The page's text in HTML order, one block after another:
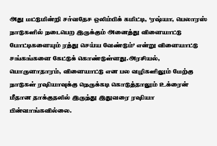
அது மட்டுமின்றி சர்வதேச ஒலிம்பிக் கமிட்டி, ‘ரஷ்யா, பெலாரஸ்
நாடுகளில் நடைபெற இருக்கும் அனைத்து விளையாட்டு
போட்டிகளையும் ரத்து செய்ய வேண்டும்’ என்று விளையாட்டு
சங்கங்களை கேட்டுக் கொண்டுள்ளது.அரசியல்,
பொருளாதாரம், விளையாட்டு என பல வழிகளிலும் மேற்கு
நாடுகள் ரஷியாவுக்கு நெருக்கடி கொடுத்தாலும் உக்ரைன்
மீதான தாக்குதலில் இருந்து இதுவரை ரஷியா
பின்வாங்கவில்லை.